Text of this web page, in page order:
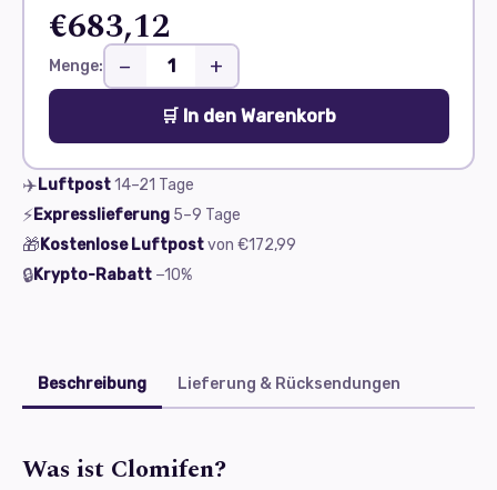
€683,12
Menge: − +
🛒 In den Warenkorb
✈️Luftpost14–21 Tage
⚡Expresslieferung 5–9 Tage
🎁Kostenlose Luftpostvon €172,99
🔒Krypto-Rabatt −10%
Beschreibung Lieferung & Rücksendungen
Was ist Clomifen?